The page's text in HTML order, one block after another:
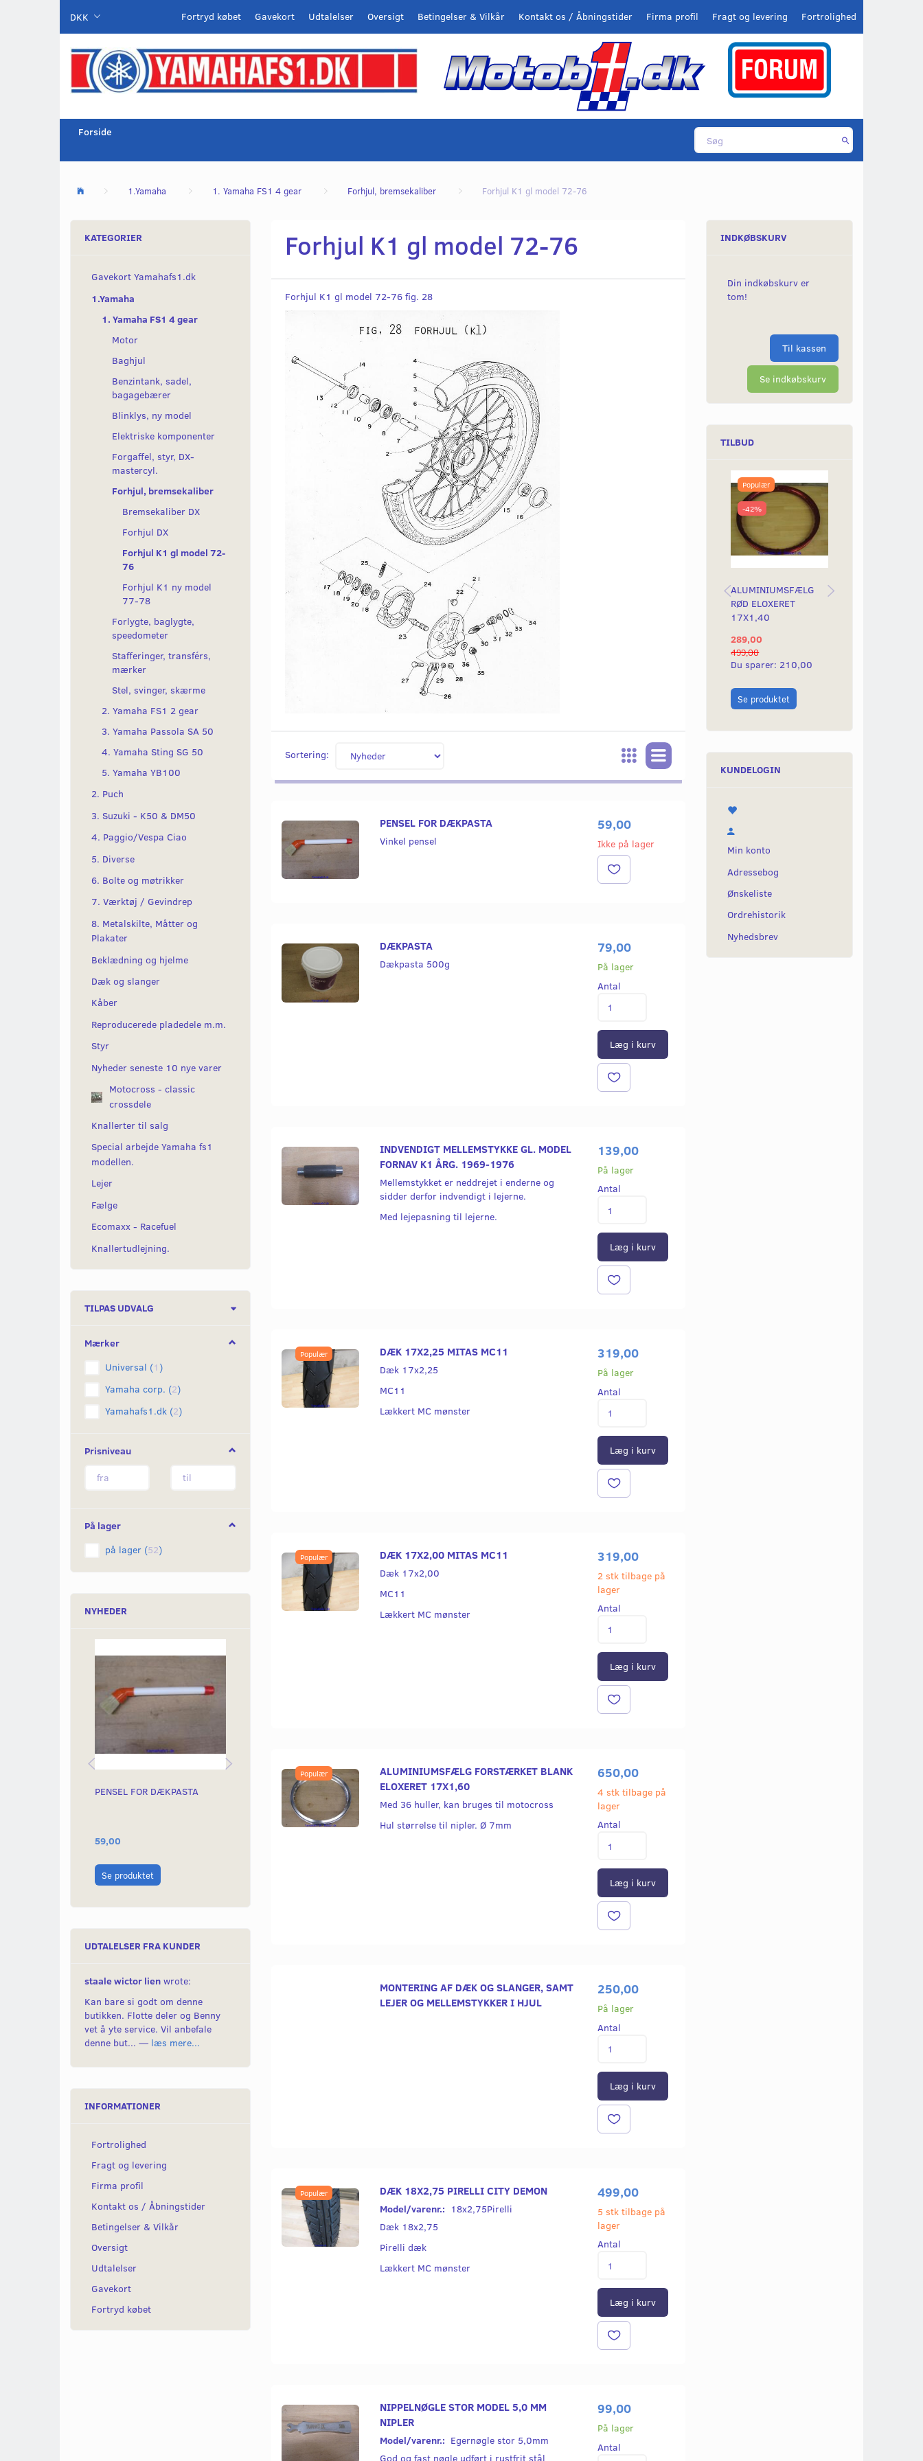
DKK Fortrolighed
Fragt og levering
Firma profil
Kontakt os / Åbningstider
Betingelser & Vilkår
Oversigt
Udtalelser
Gavekort
Fortryd købet
Forside
1.Yamaha 1. Yamaha FS1 4 gear Forhjul, bremsekaliber Forhjul K1 gl model 72-76
KATEGORIER
Gavekort Yamahafs1.dk
1.Yamaha
1. Yamaha FS1 4 gear
Motor
Baghjul
Benzintank, sadel,
bagagebærer
Blinklys, ny model
Elektriske komponenter
Forgaffel, styr, DX-
mastercyl.
Forhjul, bremsekaliber
Bremsekaliber DX
Forhjul DX
Forhjul K1 gl model 72-
76
Forhjul K1 ny model
77-78
Forlygte, baglygte,
speedometer
Stafferinger, transférs,
mærker
Stel, svinger, skærme
2. Yamaha FS1 2 gear
3. Yamaha Passola SA 50
4. Yamaha Sting SG 50
5. Yamaha YB100
2. Puch
3. Suzuki - K50 & DM50
4. Paggio/Vespa Ciao
5. Diverse
6. Bolte og møtrikker
7. Værktøj / Gevindrep
8. Metalskilte, Måtter og
Plakater
Beklædning og hjelme
Dæk og slanger
Kåber
Reproducerede pladedele m.m.
Styr
Nyheder seneste 10 nye varer
Motocross - classic
crossdele
Knallerter til salg
Special arbejde Yamaha fs1
modellen.
Lejer
Fælge
Ecomaxx - Racefuel
Knallertudlejning.
TILPAS UDVALG
Mærker
Universal (1 )
Yamaha corp. (2)
Yamahafs1.dk (2)
Prisniveau
På lager
på lager (52)
NYHEDER
PENSEL FOR DÆKPASTA
59,00
Se produktet
DÆKPASTA
INDVENDIGT MELLEMSTYKKE
GL. MODEL FORNAV K1 ÅRG.
1969-1976
DÆK 17X2,25 MITAS MC11
Læg i kurv
UDTALELSER FRA KUNDER
staale wictor lien wrote:
Kan bare si godt om denne
butikken. Flotte deler og Benny
vet å yte service. Vil anbefale
denne but... — læs mere...
INFORMATIONER
Fortrolighed
Fragt og levering
Firma profil
Kontakt os / Åbningstider
Betingelser & Vilkår
Oversigt
Udtalelser
Gavekort
Fortryd købet
Forhjul K1 gl model 72-76
Forhjul K1 gl model 72-76 fig. 28
Sortering:
PENSEL FOR DÆKPASTA
Vinkel pensel
59,00
Ikke på lager
DÆKPASTA
Dækpasta 500g
79,00
På lager
Antal
Læg i kurv
INDVENDIGT MELLEMSTYKKE GL. MODEL
FORNAV K1 ÅRG. 1969-1976
Mellemstykket er neddrejet i enderne og
sidder derfor indvendigt i lejerne.
Med lejepasning til lejerne.
139,00
På lager
Antal
Læg i kurv
Populær DÆK 17X2,25 MITAS MC11
Dæk 17x2,25
MC11
Lækkert MC mønster
319,00
På lager
Antal
Læg i kurv
Populær DÆK 17X2,00 MITAS MC11
Dæk 17x2,00
MC11
Lækkert MC mønster
319,00
2 stk tilbage på
lager
Antal
Læg i kurv
Populær
ALUMINIUMSFÆLG FORSTÆRKET BLANK
ELOXERET 17X1,60
Med 36 huller, kan bruges til motocross
Hul størrelse til nipler. Ø 7mm
650,00
4 stk tilbage på
lager
Antal
Læg i kurv
MONTERING AF DÆK OG SLANGER, SAMT
LEJER OG MELLEMSTYKKER I HJUL
250,00
På lager
Antal
Læg i kurv
Populær DÆK 18X2,75 PIRELLI CITY DEMON
Model/varenr.: 18x2,75Pirelli
Dæk 18x2,75
Pirelli dæk
Lækkert MC mønster
499,00
5 stk tilbage på
lager
Antal
Læg i kurv
NIPPELNØGLE STOR MODEL 5,0 MM
NIPLER
Model/varenr.: Egernøgle stor 5,0mm
God og fast nøgle udført i rustfrit stål
99,00
På lager
Antal
INDKØBSKURV
Din indkøbskurv er
tom!
Til kassen
Se indkøbskurv
TILBUD
Populær
-42%
ALUMINIUMSFÆLG
RØD ELOXERET
17X1,40
289,00
499,00
Du sparer: 210,00
Se produktet
KUNDELOGIN
Min konto
Adressebog
Ønskeliste
Ordrehistorik
Nyhedsbrev